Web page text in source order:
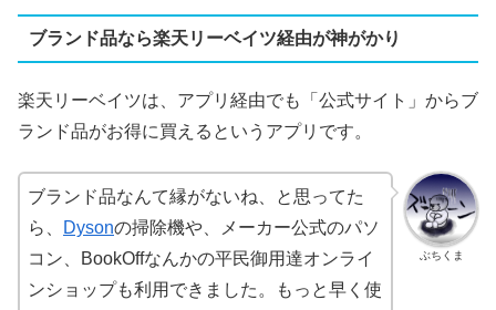
ブランド品なら楽天リーベイツ経由が神がかり
楽天リーベイツは、アプリ経由でも「公式サイト」からブ
ランド品がお得に買えるというアプリです。
ぶちくま
ブランド品なんて縁がないね、と思ってた
ら、
Dysonの掃除機や、メーカー公式のパソ
コン、BookOffなんかの平民御用達オンライ
ンショップも利用できました。もっと早く使